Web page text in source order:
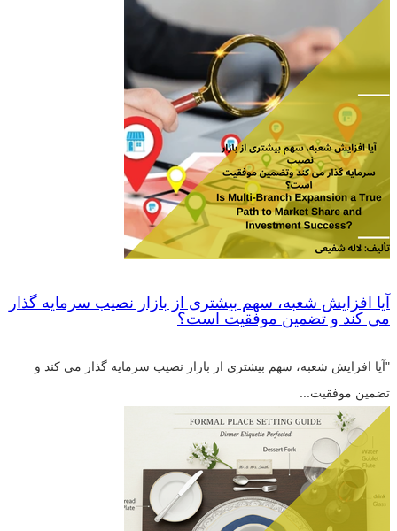
آیا افزایش شعبه، سهم بیشتری از بازار نصیب سرمایه گذار
می کند و تضمین موفقیت است؟
"آیا افزایش شعبه، سهم بیشتری از بازار نصیب سرمایه گذار می کند و
تضمین موفقیت...